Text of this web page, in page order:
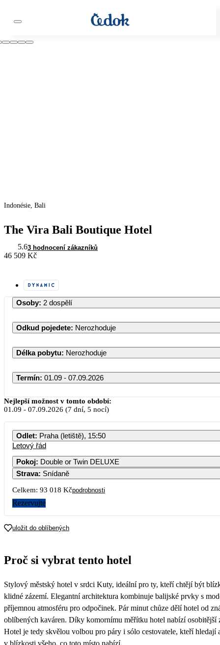
Indonésie, Bali
The Vira Bali Boutique Hotel
5.63 hodnocení zákazníků
46 509 Kč
Osoby: 2 dospělí
Odkud pojedete: Nerozhoduje
Délka pobytu: Nerozhoduje
Termín: 01.09 - 07.09.2026
Září 2026
PO ÚT ST ČT PÁ SO
46 509 44 819 55 489 52 929 68
Nejlepší možnost v tomto období:
01.09 - 07.09.2026 (7 dní, 5 nocí)
Odlet: Praha (letiště), 15:50
Letový řád
Pokoj: Double or Twin DELUXE
Strava: Snídaně
Celkem: 93 018 Kčpodrobnosti
Rezervujte
uložit do oblíbených
Proč si vybrat tento hotel
Stylový městský hotel v srdci Kuty, ideální pro ty, kteří chtějí být
klidné zázemí. Elegantní architektura kombinuje balijské prvky s
příjemnou atmosféru pro odpočinek. Pár minut chůze dělí hotel od
oblíbených kaváren. Díky komornímu měřítku hotel nabízí osobitější
Hotel je tedy skvělou volbou pro páry i sólo cestovatele, kteří hledají
v blízkosti všeho, co toto místo nabízí.